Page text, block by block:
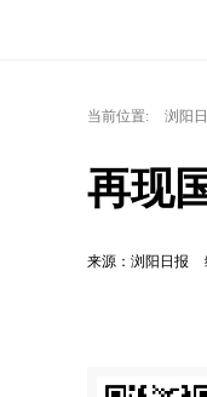
当前位置: 浏阳
再现
来源：浏阳日报